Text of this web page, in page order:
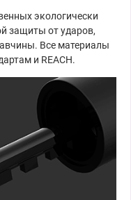
экологически
защиты от ударов,
Все материалы
и REACH.